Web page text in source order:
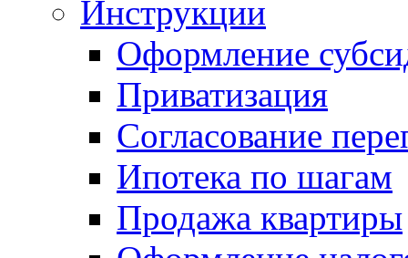
Инструкции
Оформление
Приватизация
Согласование
Ипотека по шагам
Продажа квартиры